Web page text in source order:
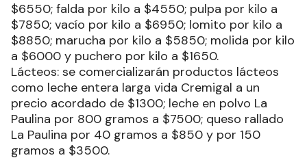
$6550; falda por kilo a $4550; pulpa por kilo a
$7850; vacío por kilo a $6950; lomito por kilo a
$8850; marucha por kilo a $5850; molida por kilo
a $6000 y puchero por kilo a $1650.
Lácteos: se comercializarán productos lácteos
como leche entera larga vida Cremigal a un
precio acordado de $1300; leche en polvo La
Paulina por 800 gramos a $7500; queso rallado
La Paulina por 40 gramos a $850 y por 150
gramos a $3500.